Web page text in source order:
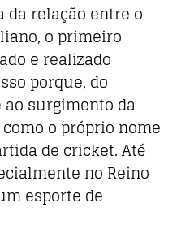
da relação entre o
o primeiro
e realizado
porque, do
surgimento da
como o próprio nome
de cricket. Até
no Reino
esporte de